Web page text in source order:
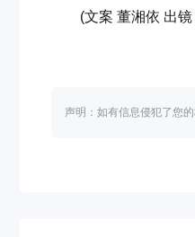
(文案 董湘依 出镜
声明：如有信息侵犯了您